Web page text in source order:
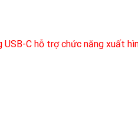
C hỗ trợ chức năng xuất